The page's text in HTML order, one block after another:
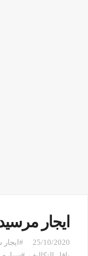
ايجار
25/10/2020